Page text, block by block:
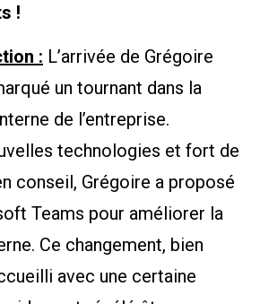
!
: L’arrivée de Grégoire
un tournant dans la
de l’entreprise.
technologies et fort de
conseil, Grégoire a proposé
Teams pour améliorer la
Ce changement, bien
avec une certaine